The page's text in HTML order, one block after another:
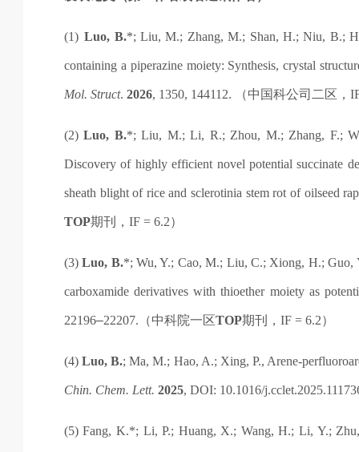
(1) Luo, B.*; Liu, M.; Zhang, M.; Shan, H.; Niu, B.;
containing a piperazine moiety: Synthesis, crystal
Mol. Struct. 2026, 1350, 144112. （中国科公司二区，
(2)Luo, B.*; Liu, M.; Li, R.; Zhou, M.; Zhang, F.;
Discovery of highly efficient novel potential succinate
sheath blight of rice and sclerotinia stem rot of oilseed
TOP期刊， IF = 6.2）
(3)Luo, B.*; Wu, Y.; Cao, M.; Liu, C.; Xiong, H.; Guo,
carboxamide derivatives with thioether moiety as
22196–22207. （中科院一区TOP期刊， IF = 6.2）
(4) Luo, B.; Ma, M.; Hao, A.; Xing, P., Arene-
Chin. Chem. Lett. 2025, DOI: 10.1016/
(5) Fang, K.*; Li, P.; Huang, X.; Wang, H.; Li, Y.;